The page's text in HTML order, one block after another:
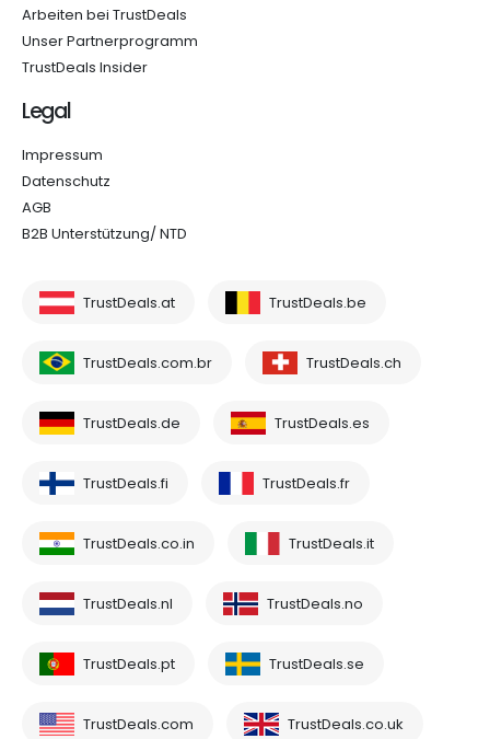
Arbeiten bei TrustDeals
Unser Partnerprogramm
TrustDeals Insider
Legal
Impressum
Datenschutz
AGB
B2B Unterstützung/ NTD
TrustDeals.at TrustDeals.be
TrustDeals.com.br TrustDeals.ch
TrustDeals.de TrustDeals.es
TrustDeals.fi TrustDeals.fr
TrustDeals.co.in TrustDeals.it
TrustDeals.nl TrustDeals.no
TrustDeals.pt TrustDeals.se
TrustDeals.com TrustDeals.co.uk